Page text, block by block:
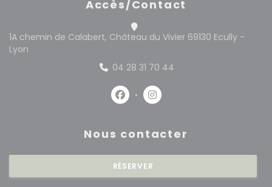
Accès/Contact
1A chemin de Calabert, Château du Vivier 69130 Ecully -
Lyon
04 28 31 70 44
Facebook ((ouvre une
Instagram ((ouvre une
Nous contacter
RÉSERVER